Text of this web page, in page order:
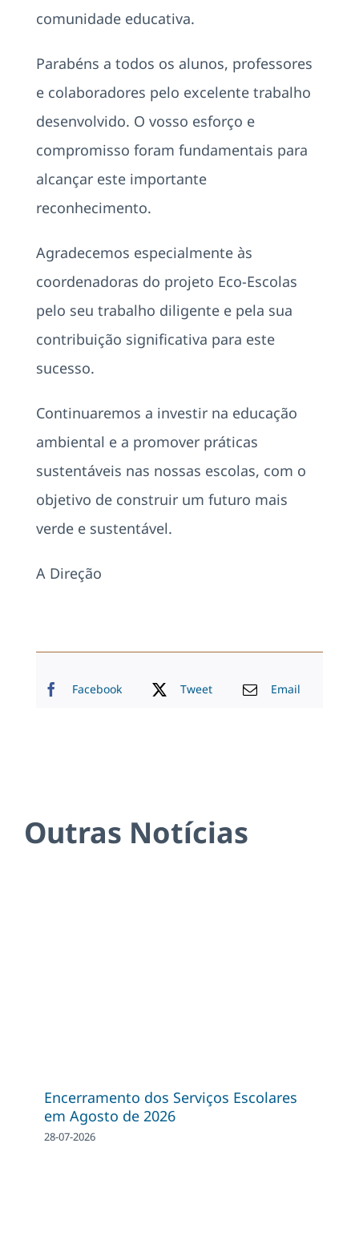
comunidade educativa.
Parabéns a todos os alunos, professores
e colaboradores pelo excelente trabalho
desenvolvido. O vosso esforço e
compromisso foram fundamentais para
alcançar este importante
reconhecimento.
Agradecemos especialmente às
coordenadoras do projeto Eco-Escolas
pelo seu trabalho diligente e pela sua
contribuição significativa para este
sucesso.
Continuaremos a investir na educação
ambiental e a promover práticas
sustentáveis nas nossas escolas, com o
objetivo de construir um futuro mais
verde e sustentável.
A Direção
Facebook Tweet Email
Outras Notícias
Encerramento dos Serviços Escolares
em Agosto de 2026
28-07-2026